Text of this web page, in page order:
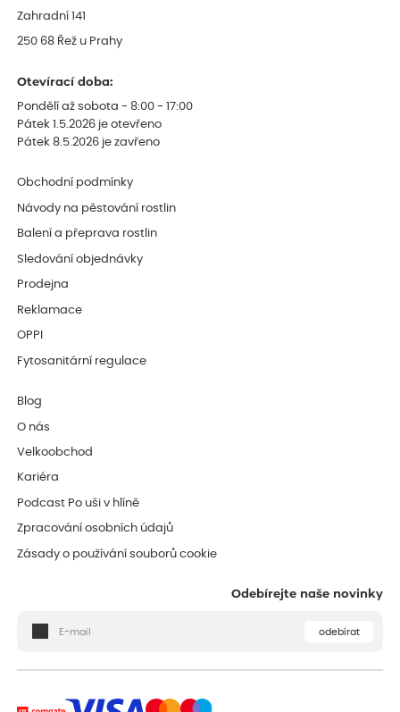
Zahradní 141
250 68 Řež u Prahy
Otevírací doba:
Pondělí až sobota - 8:00 - 17:00
Pátek 1.5.2026 je otevřeno
Pátek 8.5.2026 je zavřeno
Obchodní podmínky
Návody na pěstování rostlin
Balení a přeprava rostlin
Sledování objednávky
Prodejna
Reklamace
OPPI
Fytosanitární regulace
Blog
O nás
Velkoobchod
Kariéra
Podcast Po uši v hlíně
Zpracování osobních údajů
Zásady o používání souborů cookie
Odebírejte naše novinky
odebírat